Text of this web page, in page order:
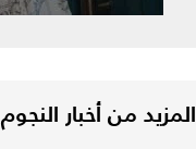
المزيد من أخبار النجوم